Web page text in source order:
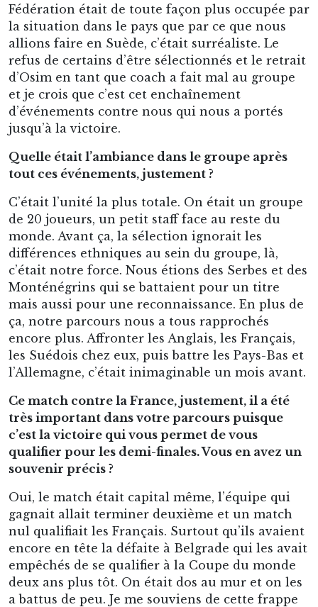
Fédération était de toute façon plus occupée par
la situation dans le pays que par ce que nous
allions faire en Suède, c’était surréaliste. Le
refus de certains d’être sélectionnés et le retrait
d’Osim en tant que coach a fait mal au groupe
et je crois que c’est cet enchaînement
d’événements contre nous qui nous a portés
jusqu’à la victoire.
Quelle était l’ambiance dans le groupe après
tout ces événements, justement ?
C’était l’unité la plus totale. On était un groupe
de 20 joueurs, un petit staff face au reste du
monde. Avant ça, la sélection ignorait les
différences ethniques au sein du groupe, là,
c’était notre force. Nous étions des Serbes et des
Monténégrins qui se battaient pour un titre
mais aussi pour une reconnaissance. En plus de
ça, notre parcours nous a tous rapprochés
encore plus. Affronter les Anglais, les Français,
les Suédois chez eux, puis battre les Pays-Bas et
l’Allemagne, c’était inimaginable un mois avant.
Ce match contre la France, justement, il a été
très important dans votre parcours puisque
c’est la victoire qui vous permet de vous
qualifier pour les demi-finales. Vous en avez un
souvenir précis ?
Oui, le match était capital même, l’équipe qui
gagnait allait terminer deuxième et un match
nul qualifiait les Français. Surtout qu’ils avaient
encore en tête la défaite à Belgrade qui les avait
empêchés de se qualifier à la Coupe du monde
deux ans plus tôt. On était dos au mur et on les
a battus de peu. Je me souviens de cette frappe